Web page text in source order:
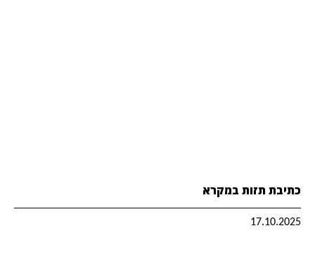
כתיבת תזות במקרא
17.10.2025